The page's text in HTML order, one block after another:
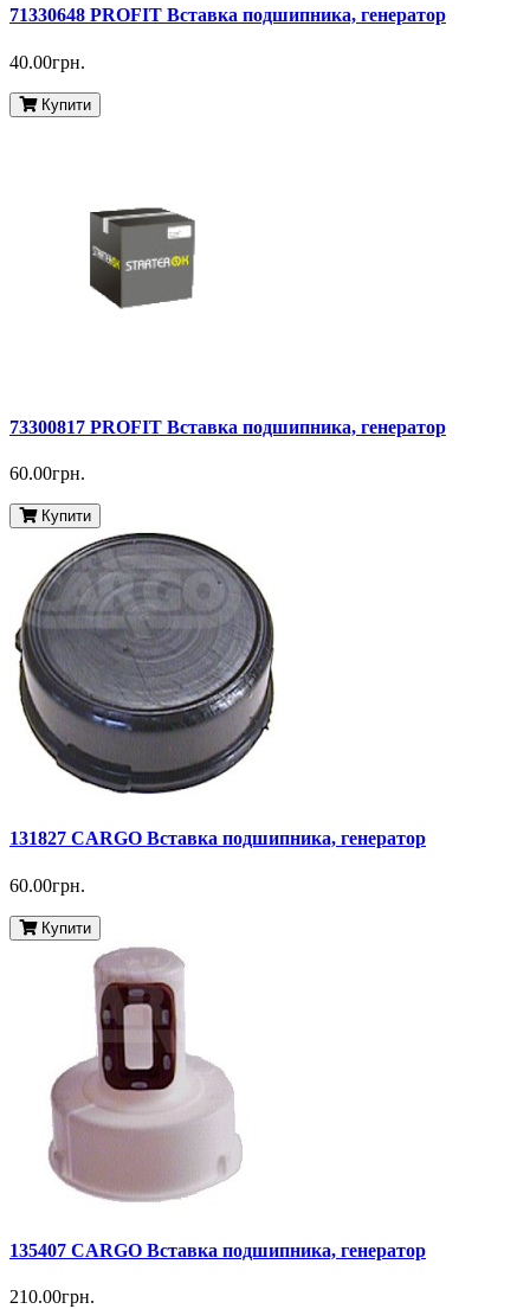
71330648 PROFIT Вставка подшипника, генератор
40.00грн.
Купити
73300817 PROFIT Вставка подшипника, генератор
60.00грн.
Купити
131827 CARGO Вставка подшипника, генератор
60.00грн.
Купити
135407 CARGO Вставка подшипника, генератор
210.00грн.